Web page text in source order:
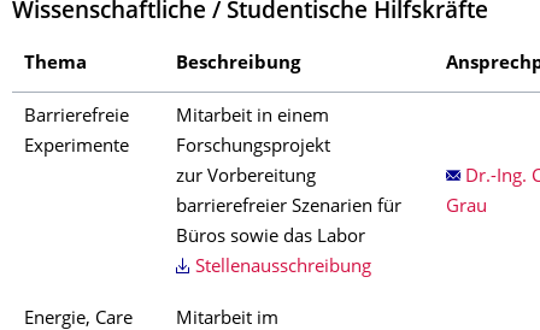
Wissenschaftliche / Studentische Hilfskräfte
Thema Beschreibung
Barrierefreie
Experimente
Mitarbeit in einem
Forschungsprojekt
zur Vorbereitung
barrierefreier Szenarien für
Büros sowie das Labor
Stellenausschreibung
Dr.-Ing.
Grau
Energie, Care
Mitarbeit im